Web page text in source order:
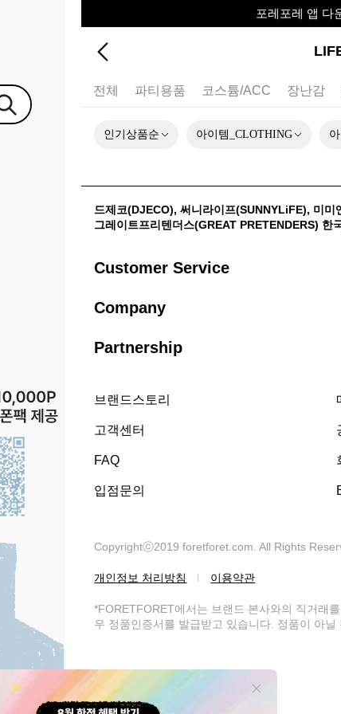
포레포레 앱 다
전체 파티용품 코스튬/ACC 장난감
인기상품순 아이템_CLOTHING
드제코(DJECO),써니라이프(SUNNYLiFE), 미미
그레이트프리텐더스(GREAT PRETENDERS) 한
Customer Service
Company
Partnership
브랜드스토리
고객센터
FAQ
입점문의
Copyrightⓒ2019 foretforet.com. All Rights
개인정보 처리방침 이용약관
*FORETFORET에서는 브랜드 본사와의 직거래
우 정품인증서를 발급받고 있습니다. 정품이 아닐